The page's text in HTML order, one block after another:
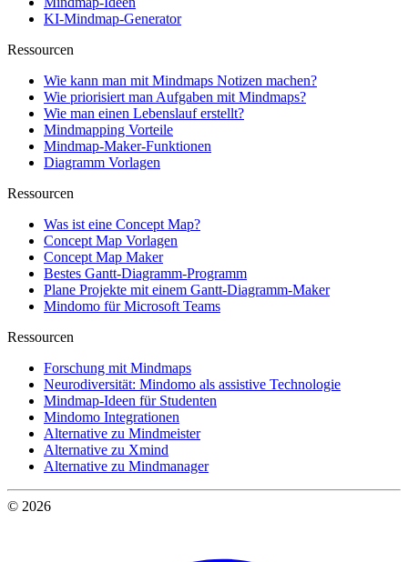
KI-Mindmap-Generator
Ressourcen
Wie kann man mit Mindmaps Notizen machen?
Wie priorisiert man Aufgaben mit Mindmaps?
Wie man einen Lebenslauf erstellt?
Mindmapping Vorteile
Mindmap-Maker-Funktionen
Diagramm Vorlagen
Ressourcen
Was ist eine Concept Map?
Concept Map Vorlagen
Concept Map Maker
Bestes Gantt-Diagramm-Programm
Plane Projekte mit einem Gantt-Diagramm-Maker
Mindomo für Microsoft Teams
Ressourcen
Forschung mit Mindmaps
Neurodiversität: Mindomo als assistive Technologie
Mindmap-Ideen für Studenten
Mindomo Integrationen
Alternative zu Mindmeister
Alternative zu Xmind
Alternative zu Mindmanager
© 2026